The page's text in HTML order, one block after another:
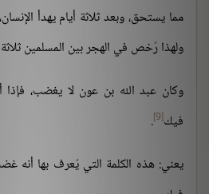
مما يستحق، وبعد ثلاثة أيام يهدأ
ولهذا رُخص في الهجر بين المسلمين ثلاثة
وكان عبد الله بن عون لا يغضب، فإذا
فيك[9]
.
يعني: هذه الكلمة التي يُعرف بها أنه